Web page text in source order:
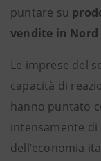
puntare su
vendite in Nord
Le imprese del
capacità di
hanno puntato
intensamente
dell’economia